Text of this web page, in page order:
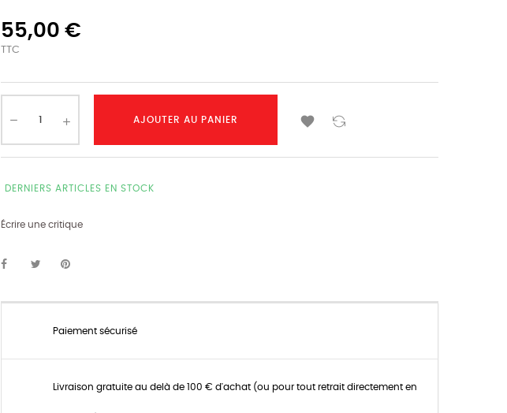
55,00 €
TTC
AJOUTER AU PANIER 
DERNIERS ARTICLES EN STOCK
Écrire une critique
Paiement sécurisé
Livraison gratuite au delà de 100 € d'achat (ou pour tout retrait directement en